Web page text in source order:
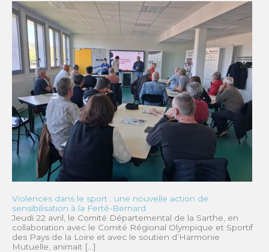
Violences dans le sport : une nouvelle action de
sensibilisation à la Ferté-Bernard
Jeudi 22 avril, le Comité Départemental de la Sarthe, en
collaboration avec le Comité Régional Olympique et Sportif
des Pays de la Loire et avec le soutien d’Harmonie
Mutuelle, animait […]